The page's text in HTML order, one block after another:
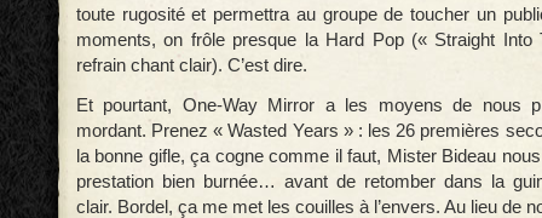
toute rugosité et permettra au groupe de toucher un
moments, on frôle presque la Hard Pop (« Straight Into
refrain chant clair). C’est dire.
Et pourtant, One-Way Mirror a les moyens de nous
mordant. Prenez « Wasted Years » : les 26 premières
la bonne gifle, ça cogne comme il faut, Mister Bideau nous
prestation bien burnée… avant de retomber dans la
clair. Bordel, ça me met les couilles à l’envers. Au lieu de